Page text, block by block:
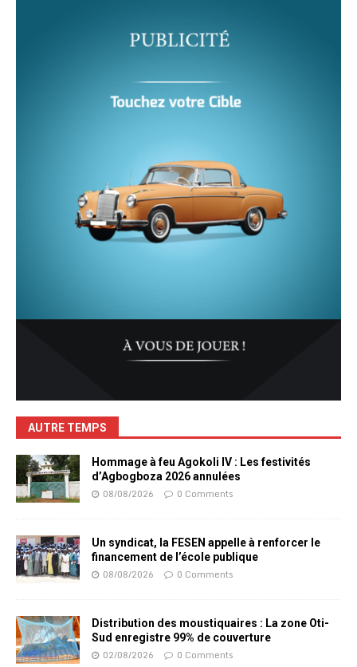
AUTRE TEMPS
Hommage à feu Agokoli IV : Les festivités
d’Agbogboza 2026 annulées
08/08/2026 0 Comments
Un syndicat, la FESEN appelle à renforcer le
financement de l’école publique
08/08/2026 0 Comments
Distribution des moustiquaires : La zone Oti-
Sud enregistre 99% de couverture
02/08/2026 0 Comments